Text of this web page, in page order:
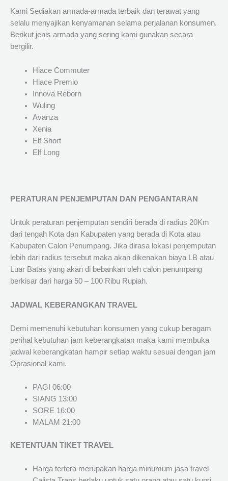
Kami Sediakan armada-armada terbaik dan terawat yang
selalu menyajikan kenyamanan selama perjalanan konsumen.
Berikut jenis armada yang sering kami gunakan secara
bergilir.
Hiace Commuter
Hiace Premio
Innova Reborn
Wuling
Avanza
Xenia
Elf Short
Elf Long
PERATURAN PENJEMPUTAN DAN PENGANTARAN
Untuk peraturan penjemputan sendiri berada di radius 20Km
dari tengah Kota dan Kabupaten yang berada di Kota atau
Kabupaten Calon Penumpang. Jika dirasa lokasi penjemputan
lebih dari radius tersebut maka akan dikenakan biaya LB atau
Luar Batas yang akan di bebankan oleh calon penumpang
berkisar dari harga 50 – 100 Ribu Rupiah.
JADWAL KEBERANGKAN TRAVEL
Demi memenuhi kebutuhan konsumen yang cukup beragam
perihal kebutuhan jam keberangkatan maka kami membuka
jadwal keberangkatan hampir setiap waktu sesuai dengan jam
Oprasional kami.
PAGI 06:00
SIANG 13:00
SORE 16:00
MALAM 21:00
KETENTUAN TIKET TRAVEL
Harga tertera merupakan harga minumum jasa travel